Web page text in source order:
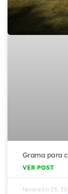
Grama para
VER POST
fevereiro 25,